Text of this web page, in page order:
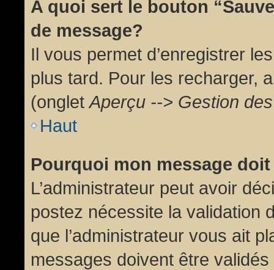
A quoi sert le bouton
de message?
Il vous permet d’enregistrer
plus tard. Pour les recharger,
(ongletAperçu --> Gestion
Haut
Pourquoi mon message
L’administrateur peut avoir
postez nécessite la validation
que l’administrateur vous ait
messages doivent être